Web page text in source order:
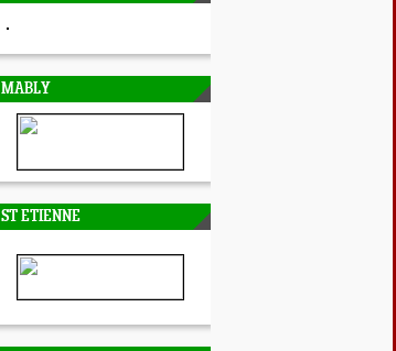
MABLY
ST ETIENNE